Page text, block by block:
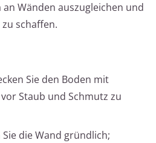
Wänden auszugleichen und
schaffen.
Sie den Boden mit
Staub und Schmutz zu
Sie die Wand gründlich;